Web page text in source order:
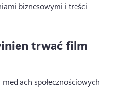
biznesowymi i treści
trwać film
społecznościowych